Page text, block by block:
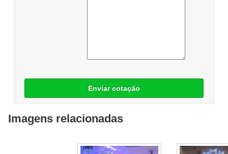
Enviar cotação
Imagens relacionadas